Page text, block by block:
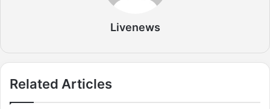
Livenews
Related Articles